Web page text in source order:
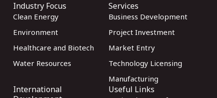
Industry Focus
Clean Energy
Environment
Healthcare and Biotech
Water Resources
Services
Business Development
Project Investment
Market Entry
Technology Licensing
Manufacturing
International
Useful Links